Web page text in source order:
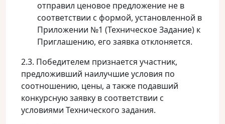
отправил ценовое предложение не в
соответствии с формой, установленной в
Приложении №1 (Техническое Задание) к
Приглашению, его заявка отклоняется.
2.3. Победителем признается участник,
предложивший наилучшие условия по
соотношению, цены, а также подавший
конкурсную заявку в соответствии с
условиями Технического задания.